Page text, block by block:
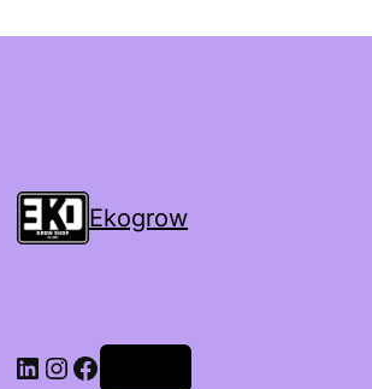
Ekogrow